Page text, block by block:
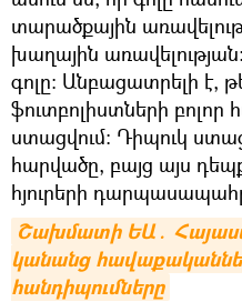
տարածքային
խաղային
գոլը։ Անբացատրելի է,
ֆուտբոլիստների
ստացվում։ Դիպուկ
հարվածը, բայց այս
հյուրերի
Շախմատի ԵԱ․
կանանց
հանդիպումները